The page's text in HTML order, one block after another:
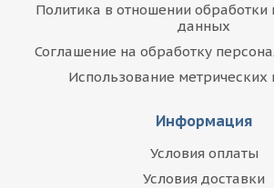
Политика в отношении
данных
Соглашение на обработку
Использование
Информация
Условия оплаты
Условия доставки